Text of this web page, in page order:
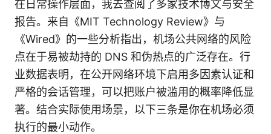
在日常操作层面，我去查阅了多家技术博文与安全
报告。来自《MIT Technology Review》与
《Wired》的一些分析指出，机场公共网络的风险
点在于易被劫持的 DNS 和伪热点的广泛存在。行
业数据表明，在公开网络环境下启用多因素认证和
严格的会话管理，可以把账户被滥用的概率降低显
著。结合实际使用场景，以下三条是你在机场必须
执行的最小动作。